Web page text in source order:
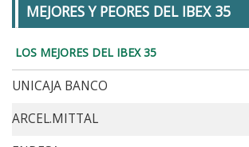
MEJORES Y PEORES DEL IBEX 35
LOS MEJORES DEL IBEX 35
UNICAJA BANCO
ARCEL.MITTAL